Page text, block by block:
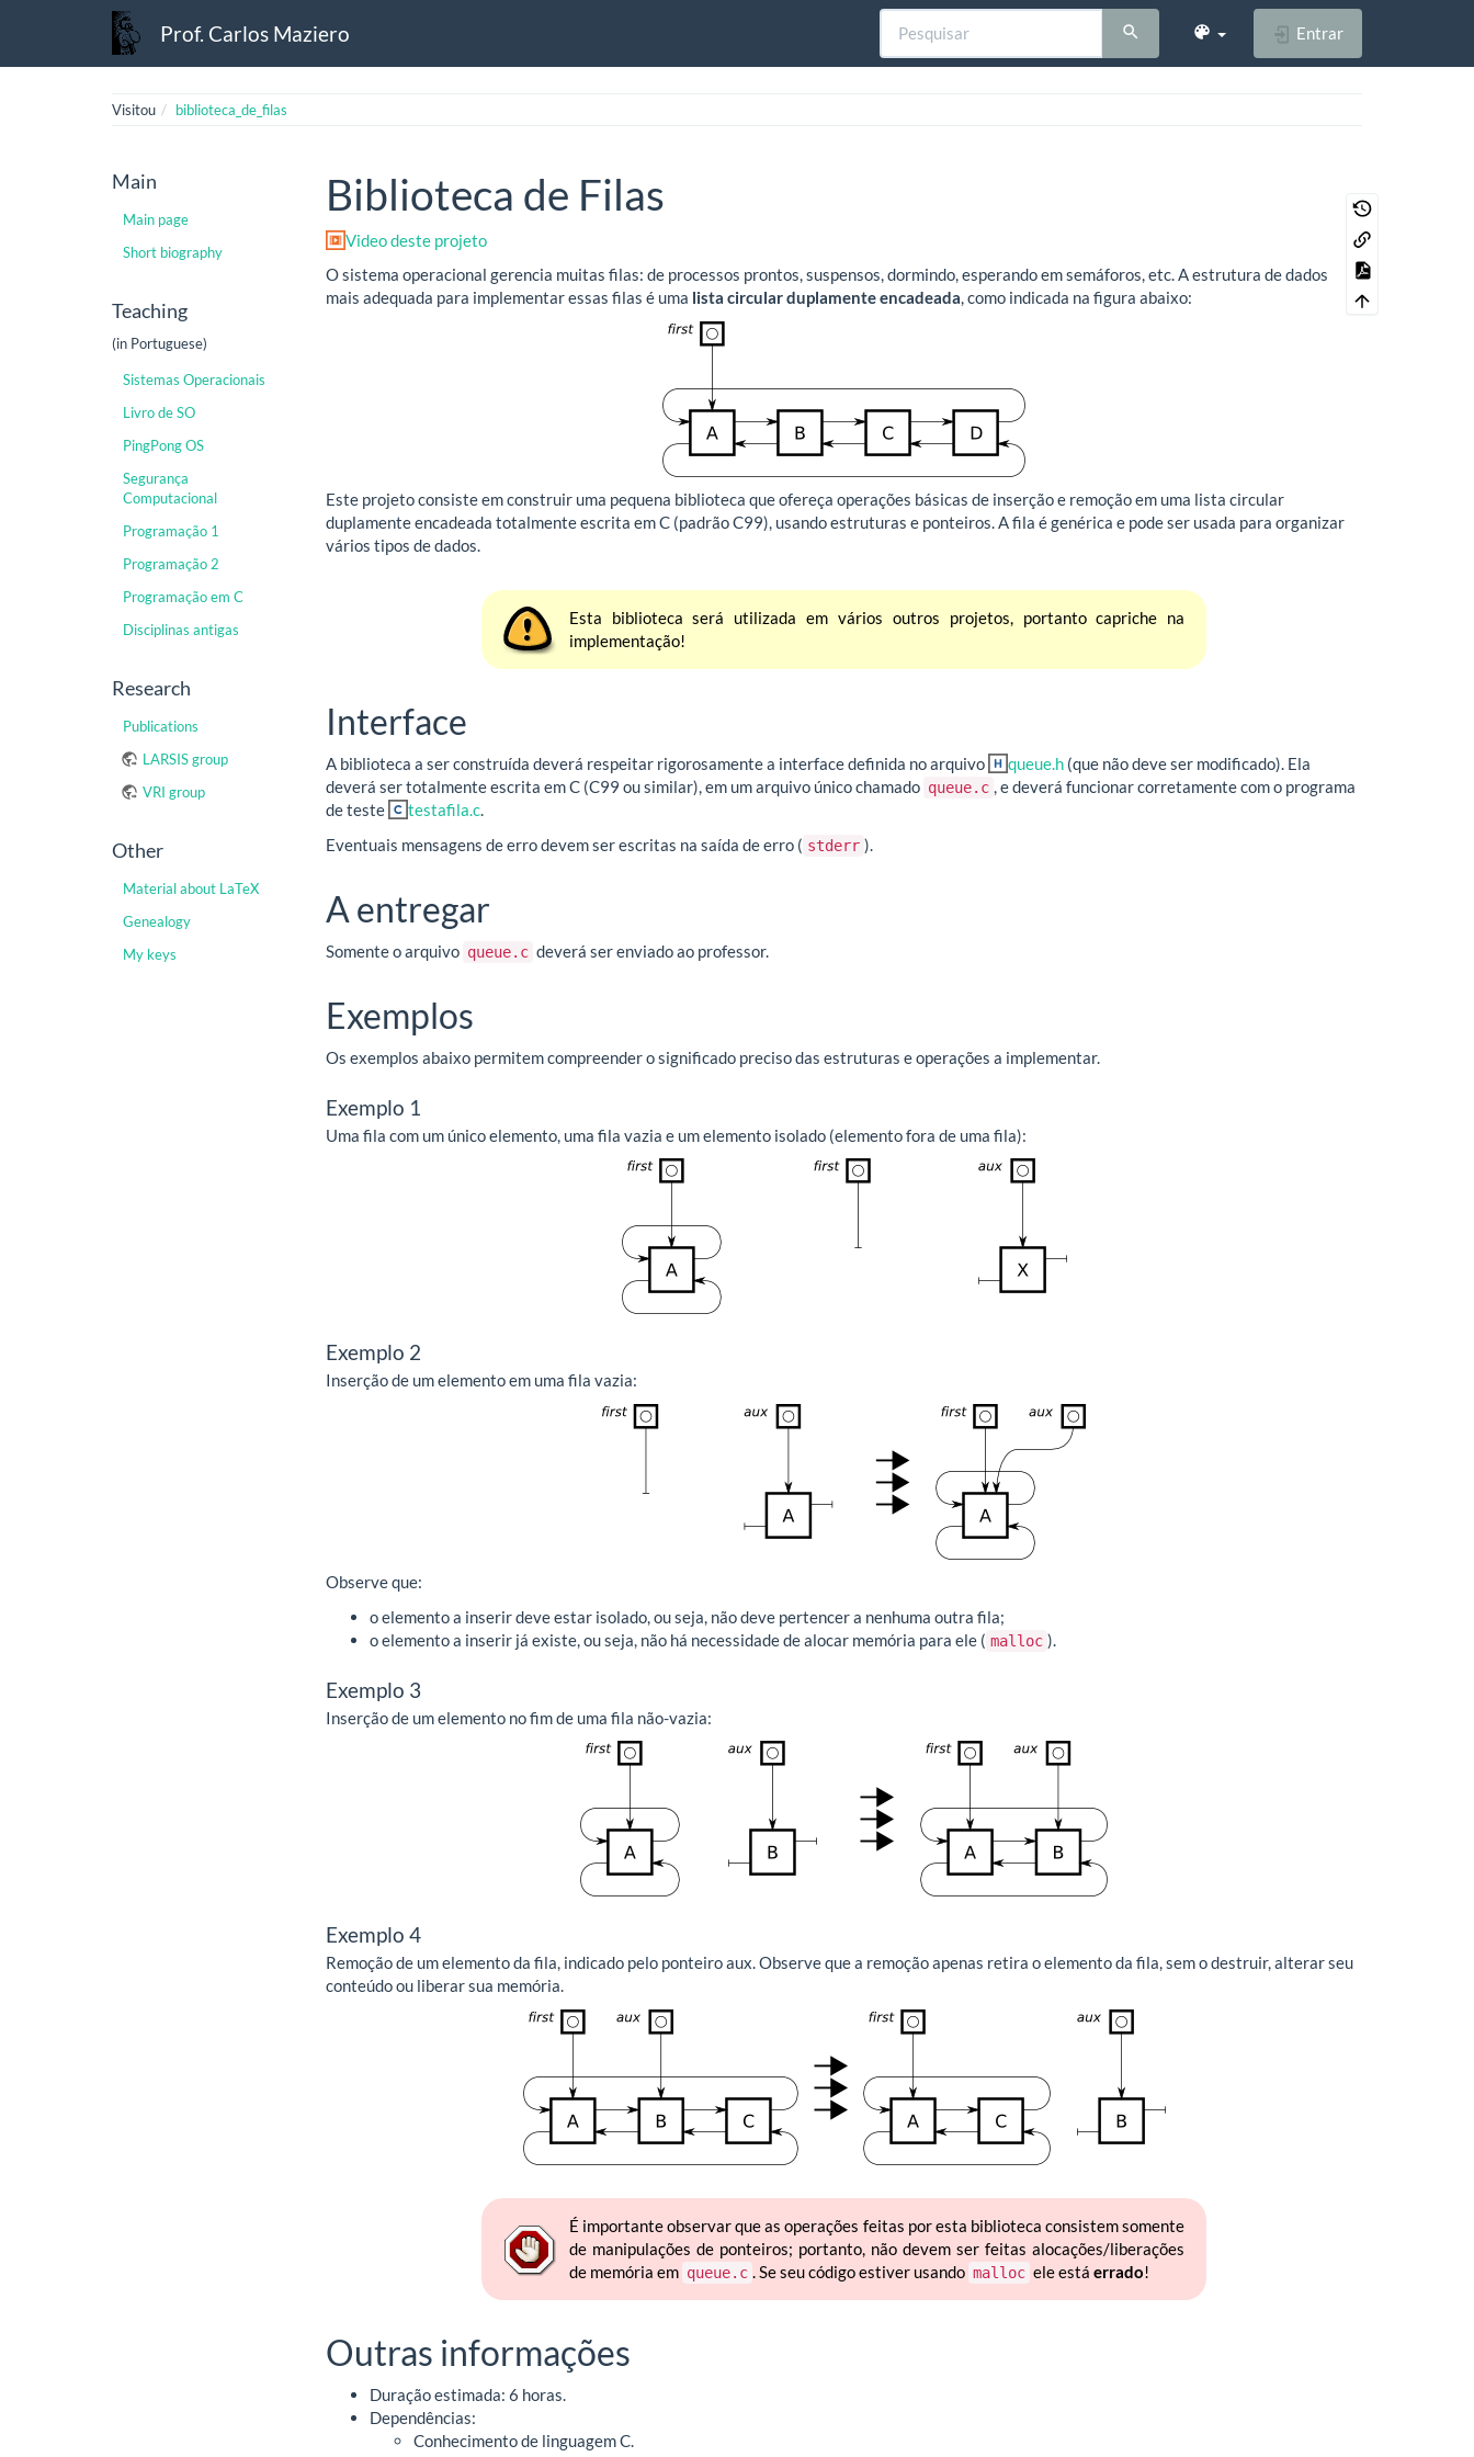
Prof. Carlos Maziero Entrar
Visitou biblioteca_de_filas
Main
Main page
Short biography
Teaching
(in Portuguese)
Sistemas Operacionais
Livro de SO
PingPong OS
Segurança
Computacional
Programação 1
Programação 2
Programação em C
Disciplinas antigas
Research
Publications
LARSIS group
VRI group
Other
Material about LaTeX
Genealogy
My keys
Biblioteca de Filas
Video deste projeto
O sistema operacional gerencia muitas filas: de processos prontos, suspensos, dormindo, esperando em semáforos, etc. A estrutura de dados
mais adequada para implementar essas filas é uma lista circular duplamente encadeada, como indicada na figura abaixo:
Este projeto consiste em construir uma pequena biblioteca que ofereça operações básicas de inserção e remoção em uma lista circular
duplamente encadeada totalmente escrita em C (padrão C99), usando estruturas e ponteiros. A fila é genérica e pode ser usada para organizar
vários tipos de dados.
Esta biblioteca será utilizada em vários outros projetos, portanto capriche na
implementação!
Interface
A biblioteca a ser construída deverá respeitar rigorosamente a interface definida no arquivo queue.h (que não deve ser modificado). Ela
deverá ser totalmente escrita em C (C99 ou similar), em um arquivo único chamado queue.c , e deverá funcionar corretamente com o programa
de teste
testafila.c.
Eventuais mensagens de erro devem ser escritas na saída de erro ( stderr ).
A entregar
Somente o arquivo queue.c deverá ser enviado ao professor.
Exemplos
Os exemplos abaixo permitem compreender o significado preciso das estruturas e operações a implementar.
Exemplo 1
Uma fila com um único elemento, uma fila vazia e um elemento isolado (elemento fora de uma fila):
Exemplo 2
Inserção de um elemento em uma fila vazia:
Observe que:
o elemento a inserir deve estar isolado, ou seja, não deve pertencer a nenhuma outra fila;
o elemento a inserir já existe, ou seja, não há necessidade de alocar memória para ele ( malloc ).
Exemplo 3
Inserção de um elemento no fim de uma fila não-vazia:
Exemplo 4
Remoção de um elemento da fila, indicado pelo ponteiro aux. Observe que a remoção apenas retira o elemento da fila, sem o destruir, alterar seu
conteúdo ou liberar sua memória.
É importante observar que as operações feitas por esta biblioteca consistem somente
de manipulações de ponteiros; portanto, não devem ser feitas alocações/liberações
de memória em queue.c . Se seu código estiver usando malloc ele está errado!
Outras informações
Duração estimada: 6 horas.
Dependências:
Conhecimento de linguagem C.